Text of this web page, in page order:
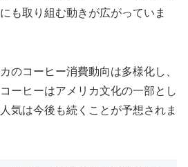
も取り組む動きが広がっていま
のコーヒー消費動向は多様化し、
ーヒーはアメリカ文化の一部とし
気は今後も続くことが予想されま